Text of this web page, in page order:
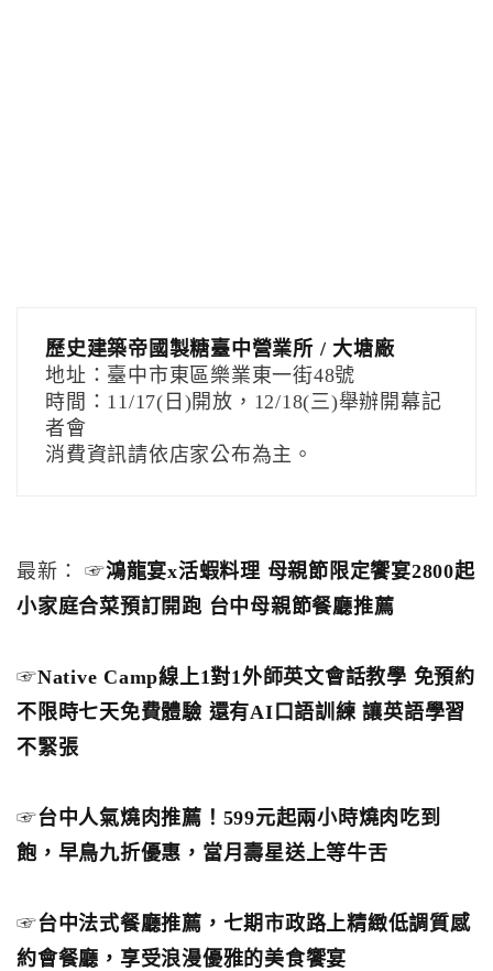
歷史建築帝國製糖臺中營業所 / 大塘廠
地址：臺中市東區樂業東一街48號
時間：11/17(日)開放，12/18(三)舉辦開幕記
者會
消費資訊請依店家公布為主。
最新： ☞鴻龍宴x活蝦料理 母親節限定饗宴2800起
小家庭合菜預訂開跑 台中母親節餐廳推薦
☞Native Camp線上1對1外師英文會話教學 免預約
不限時七天免費體驗 還有AI口語訓練 讓英語學習
不緊張
☞台中人氣燒肉推薦！599元起兩小時燒肉吃到
飽，早鳥九折優惠，當月壽星送上等牛舌
☞台中法式餐廳推薦，七期市政路上精緻低調質感
約會餐廳，享受浪漫優雅的美食饗宴